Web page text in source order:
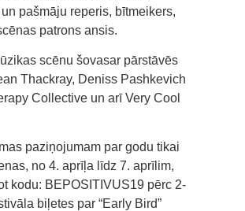
pašmāju reperis, bītmeikers,
patrons ansis.
scēnu šovasar pārstāvēs
Thackray, Deniss Pashkevich
Collective un arī Very Cool
paziņojumam par godu tikai
no 4. aprīļa līdz 7. aprīlim,
kodu: BEPOSITIVUS19 pērc 2-
biļetes par “Early Bird”